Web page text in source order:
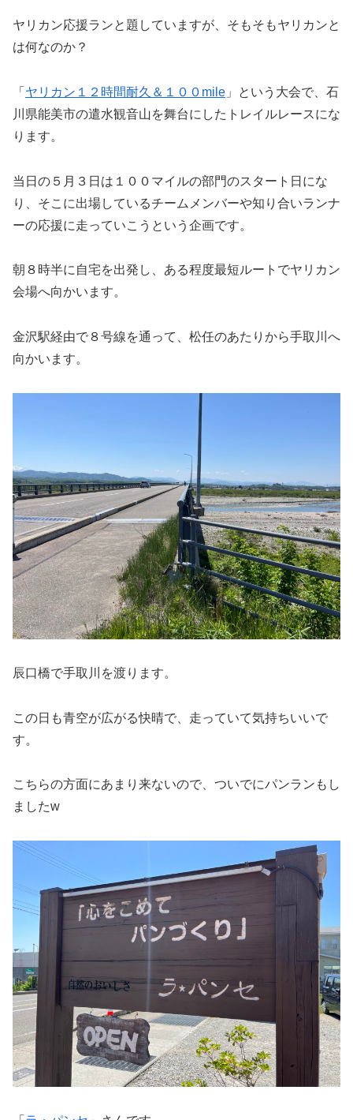
ヤリカン応援ランと題していますが、そもそもヤリカンと
は何なのか？
「 ヤリカン１２時間耐久＆１００mile 」という大会で、石
川県能美市の遣水観音山を舞台にしたトレイルレースにな
ります。
当日の５月３日は１００マイルの部門のスタート日にな
り、そこに出場しているチームメンバーや知り合いランナ
ーの応援に走っていこうという企画です。
朝８時半に自宅を出発し、ある程度最短ルートでヤリカン
会場へ向かいます。
金沢駅経由で８号線を通って、松任のあたりから手取川へ
向かいます。
辰口橋で手取川を渡ります。
この日も青空が広がる快晴で、走っていて気持ちいいで
す。
こちらの方面にあまり来ないので、ついでにパンランもし
ましたw